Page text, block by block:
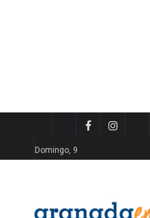
Domingo, 9